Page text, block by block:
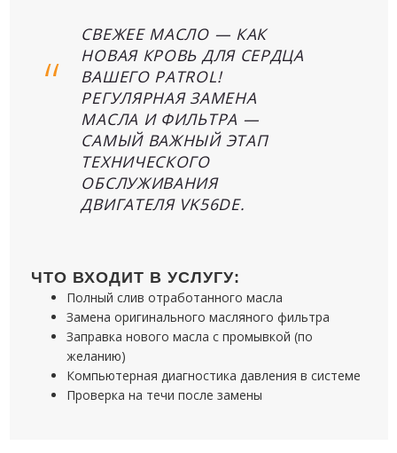
СВЕЖЕЕ МАСЛО — КАК
НОВАЯ КРОВЬ ДЛЯ СЕРДЦА
ВАШЕГО PATROL!
РЕГУЛЯРНАЯ ЗАМЕНА
МАСЛА И ФИЛЬТРА —
САМЫЙ ВАЖНЫЙ ЭТАП
ТЕХНИЧЕСКОГО
ОБСЛУЖИВАНИЯ
ДВИГАТЕЛЯ VK56DE.
ЧТО ВХОДИТ В УСЛУГУ:
Полный слив отработанного масла
Замена оригинального масляного фильтра
Заправка нового масла с промывкой (по
желанию)
Компьютерная диагностика давления в системе
Проверка на течи после замены